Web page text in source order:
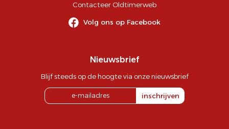
Contacteer Oldtimerweb
Volg ons op Facebook
Nieuwsbrief
Blijf steeds op de hoogte via onze nieuwsbrief
inschrijven